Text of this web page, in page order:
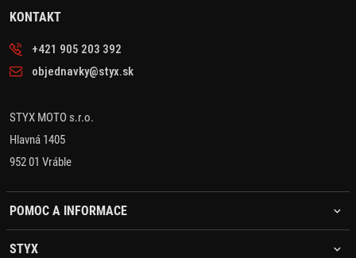
KONTAKT
+421 905 203 392
objednavky@styx.sk
STYX MOTO s.r.o.
Hlavná 1405
952 01 Vráble
POMOC A INFORMACE
STYX